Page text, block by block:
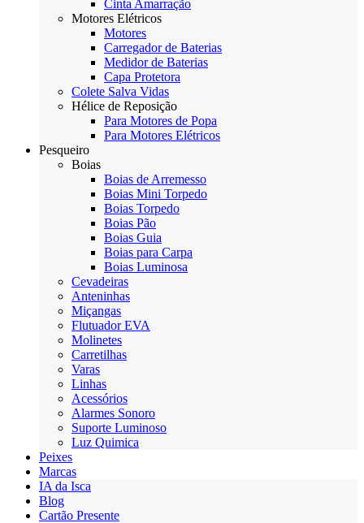
Cinta Amarração
Motores Elétricos
Motores
Carregador de Baterias
Medidor de Baterias
Capa Protetora
Colete Salva Vidas
Hélice de Reposição
Para Motores de Popa
Para Motores Elétricos
Pesqueiro
Boias
Boias de Arremesso
Boias Mini Torpedo
Boias Torpedo
Boias Pão
Boias Guia
Boias para Carpa
Boias Luminosa
Cevadeiras
Anteninhas
Miçangas
Flutuador EVA
Molinetes
Carretilhas
Varas
Linhas
Acessórios
Alarmes Sonoro
Suporte Luminoso
Luz Quimica
Peixes
Marcas
IA da Isca
Blog
Cartão Presente